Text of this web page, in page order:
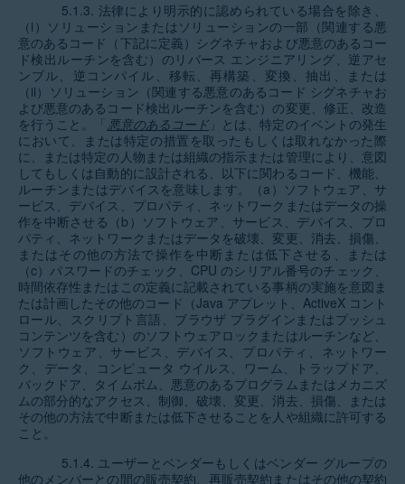
5.1.3. 法律により明示的に認められている場合を除き、
（i）ソリューションまたはソリューションの一部（関連する悪
意のあるコード（下記に定義）シグネチャおよび悪意のあるコー
ド検出ルーチンを含む）のリバース エンジニアリング、逆アセ
ンブル、逆コンパイル、移転、再構築、変換、抽出、または
（ii）ソリューション（関連する悪意のあるコード シグネチャお
よび悪意のあるコード検出ルーチンを含む）の変更、修正、改造
を行うこと。「 悪意のあるコード 」とは、特定のイベントの発生
において、または特定の措置を取ったもしくは取れなかった際
に、または特定の人物または組織の指示または管理により、意図
してもしくは自動的に設計される、以下に関わるコード、機能、
ルーチンまたはデバイスを意味します。（a）ソフトウェア、サ
ービス、デバイス、プロパティ、ネットワークまたはデータの操
作を中断させる（b）ソフトウェア、サービス、デバイス、プロ
パティ、ネットワークまたはデータを破壊、変更、消去、損傷、
またはその他の方法で操作を中断または低下させる、または
（c）パスワードのチェック、CPU のシリアル番号のチェック、
時間依存性またはこの定義に記載されている事柄の実施を意図ま
たは計画したその他のコード（Java アプレット、ActiveX コント
ロール、スクリプト言語、ブラウザ プラグインまたはプッシュ
コンテンツを含む）のソフトウェアロックまたはルーチンなど、
ソフトウェア、サービス、デバイス、プロパティ、ネットワー
ク、データ、コンピュータ ウイルス、ワーム、トラップドア、
バックドア、タイムボム、悪意のあるプログラムまたはメカニズ
ムの部分的なアクセス、制御、破壊、変更、消去、損傷、または
その他の方法で中断または低下させることを人や組織に許可する
こと。
5.1.4. ユーザーとベンダーもしくはベンダー グループの
他のメンバーとの間の販売契約、再販売契約またはその他の契約